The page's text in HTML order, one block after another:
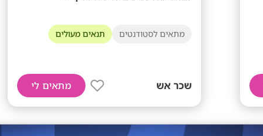
מתאים לסטודנטים תנאים מעולים
שכר אש מתאים לי